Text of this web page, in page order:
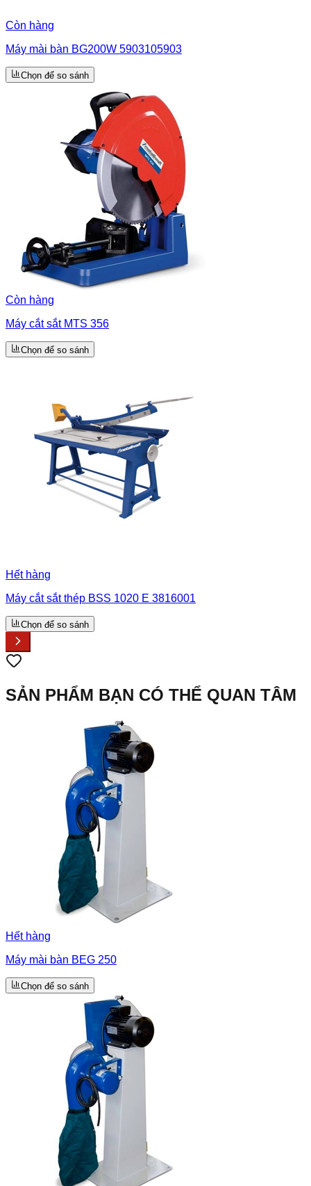
Còn hàng
Máy mài bàn BG200W 5903105903
Chọn để so sánh
Còn hàng
Máy cắt sắt MTS 356
Chọn để so sánh
Hết hàng
Máy cắt sắt thép BSS 1020 E 3816001
Chọn để so sánh
SẢN PHẨM BẠN CÓ THỂ QUAN TÂM
Hết hàng
Máy mài bàn BEG 250
Chọn để so sánh